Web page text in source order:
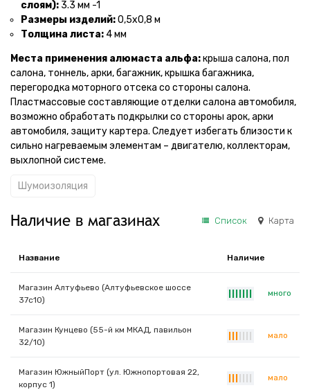
слоям): 3.3 мм -1
Размеры изделий:0,5х0,8 м
Толщина листа:4 мм
Места применения алюмаста альфа:крыша салона, пол
салона, тоннель, арки, багажник, крышка багажника,
перегородка моторного отсека со стороны салона.
Пластмассовые составляющие отделки салона автомобиля,
возможно обработать подкрылки со стороны арок, арки
автомобиля, защиту картера. Следует избегать близости к
сильно нагреваемым элементам – двигателю, коллекторам,
выхлопной системе.
Шумоизоляция
Наличие в магазинах Список Карта
Название Наличие
Магазин Алтуфьево (Алтуфьевское шоссе
37с10)
много
Магазин Кунцево (55-й км МКАД, павильон
32/10)
мало
Магазин ЮжныйПорт (ул. Южнопортовая 22,
корпус 1)
мало